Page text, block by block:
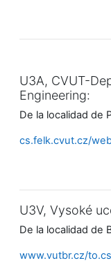
U3A, CVUT-
Engineering:
De la localidad de
cs.felk.cvut.cz/
U3V, Vysoké
De la localidad de
www.vutbr.cz/